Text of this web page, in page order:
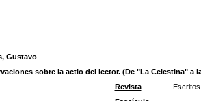
Gustavo
sobre la actio del lector. (De "La Celestina" a
Revista
Escritos